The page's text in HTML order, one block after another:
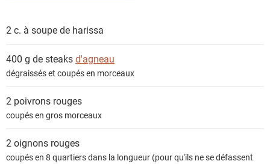
i
n
s
2 c. à soupe de harissa
400 g de steaksd'agneau
dégraissés et coupés en morceaux
2 poivrons rouges
coupés en gros morceaux
2 oignons rouges
coupés en 8 quartiers dans la longueur (pour qu'ils ne se défassent